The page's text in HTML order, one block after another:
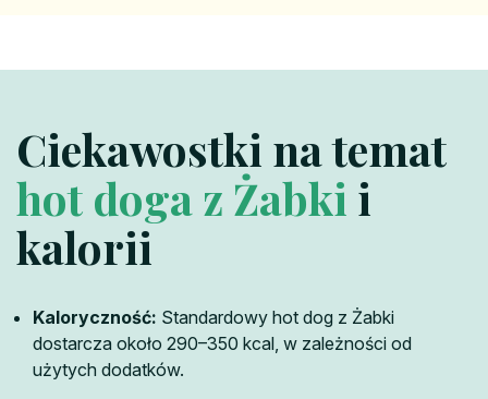
Ciekawostki na temat
hot doga z Żabki i
kalorii
Kaloryczność: Standardowy hot dog z Żabki
dostarcza około 290–350 kcal, w zależności od
użytych dodatków.